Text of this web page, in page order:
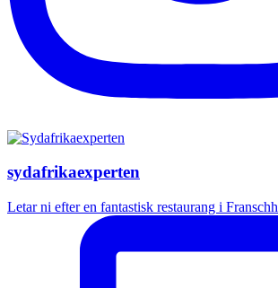
sydafrikaexperten
Letar ni efter en fantastisk restaurang i Franschh